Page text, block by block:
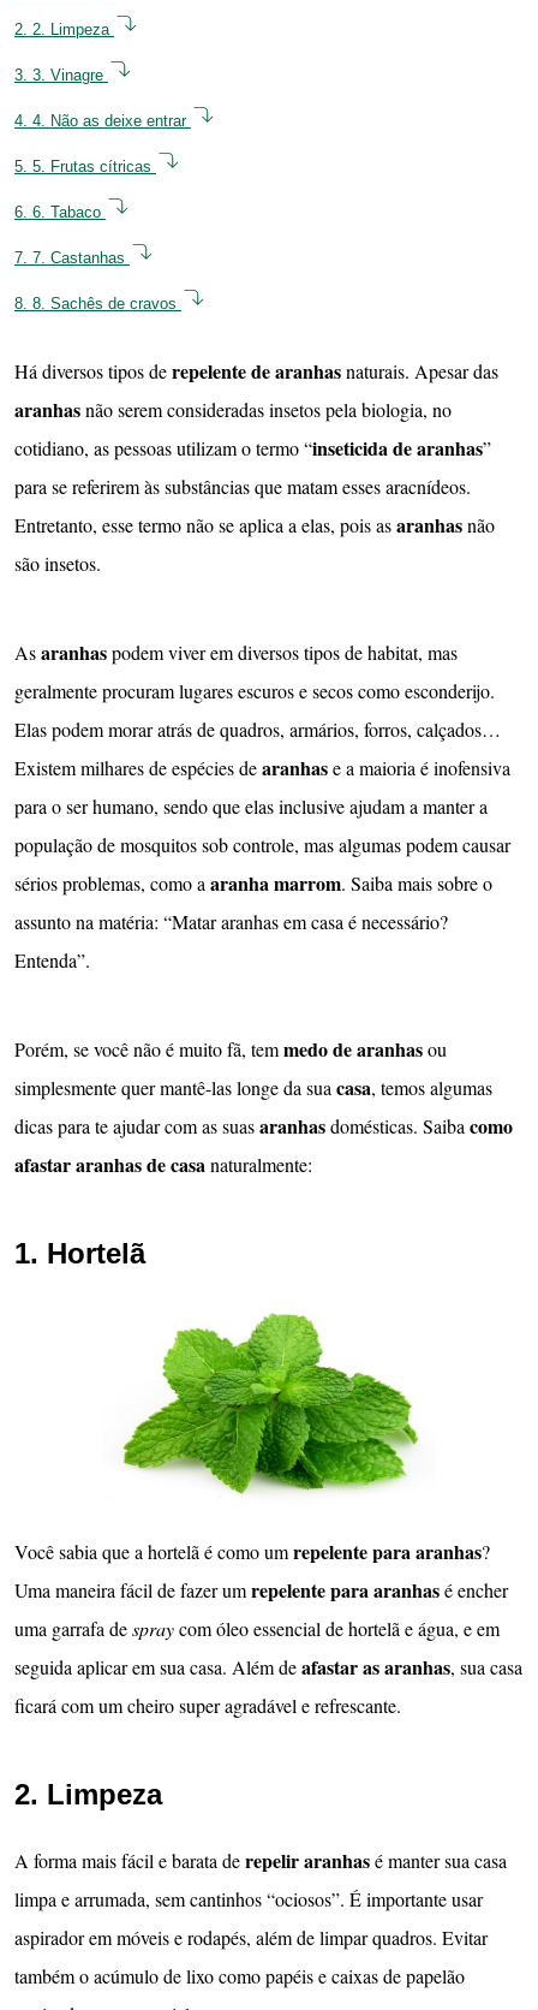
2. 2. Limpeza
3. 3. Vinagre
4. 4. Não as deixe entrar
5. 5. Frutas cítricas
6. 6. Tabaco
7. 7. Castanhas
8. 8. Sachês de cravos
Há diversos tipos derepelente de aranhasnaturais. Apesar das
aranhasnão serem consideradas insetos pela biologia, no
cotidiano, as pessoas utilizam o termo “inseticida de aranhas”
para se referirem às substâncias que matam esses aracnídeos.
Entretanto, esse termo não se aplica a elas, pois asaranhasnão
são insetos.
Asaranhaspodem viver em diversos tipos de habitat, mas
geralmente procuram lugares escuros e secos como esconderijo.
Elas podem morar atrás de quadros, armários, forros, calçados…
Existem milhares de espécies dearanhase a maioria é inofensiva
para o ser humano, sendo que elas inclusive ajudam a manter a
população de mosquitos sob controle, mas algumas podem causar
sérios problemas, como a aranha marrom. Saiba mais sobre o
assunto na matéria: “Matar aranhas em casa é necessário?
Entenda”.
Porém, se você não é muito fã, temmedo dearanhasou
simplesmente quer mantê-las longe da sua casa, temos algumas
dicas para te ajudar com as suasaranhasdomésticas. Saiba como
afastar aranhas de casanaturalmente:
1. Hortelã
Você sabia que a hortelã é como umrepelente paraaranhas?
Uma maneira fácil de fazer umrepelente para aranhasé encher
uma garrafa despraycom óleo essencial de hortelã e água, e em
seguida aplicar em sua casa. Além deafastar as aranhas, sua casa
ficará com um cheiro super agradável e refrescante.
2. Limpeza
A forma mais fácil e barata derepelir aranhasé manter sua casa
limpa e arrumada, sem cantinhos “ociosos”. É importante usar
aspirador em móveis e rodapés, além de limpar quadros. Evitar
também o acúmulo de lixo como papéis e caixas de papelão